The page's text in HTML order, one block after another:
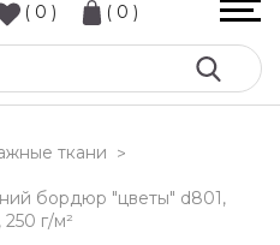
( 0 ) ( 0 )
ткани >
г/м²